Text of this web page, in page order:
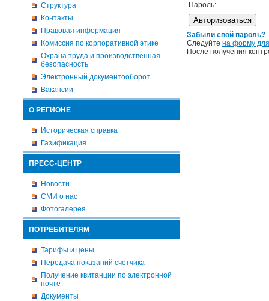
Структура
Контакты
Правовая информация
Комиссия по корпоративной этике
Охрана труда и производственная
безопасность
Электронный документооборот
Вакансии
О РЕГИОНЕ
Историческая справка
Газификация
ПРЕСС-ЦЕНТР
Новости
СМИ о нас
Фотогалерея
ПОТРЕБИТЕЛЯМ
Тарифы и цены
Передача показаний счетчика
Получение квитанции по электронной
почте
Документы
Пароль:
Забыли свой пароль?
Следуйте на форму
После получения